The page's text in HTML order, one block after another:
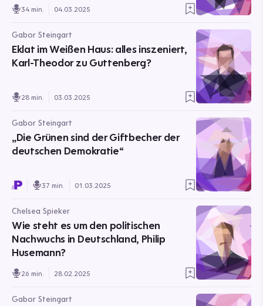
34 min. 04.03.2025
Gabor Steingart
Eklat im Weißen Haus: alles inszeniert,
Karl-Theodor zu Guttenberg?
28 min. 03.03.2025
Gabor Steingart
„Die Grünen sind der Giftbecher der
deutschen Demokratie“
37 min. 01.03.2025
Chelsea Spieker
Wie steht es um den politischen
Nachwuchs in Deutschland, Philip
Husemann?
26 min. 28.02.2025
Gabor Steingart